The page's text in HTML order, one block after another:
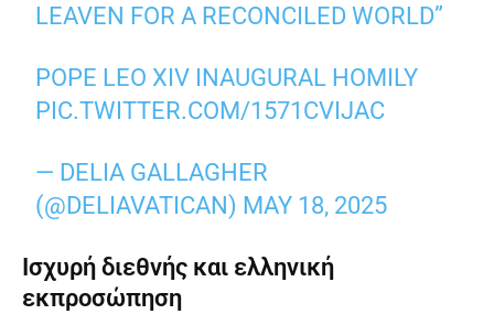
LEAVEN FOR A RECONCILED WORLD”
POPE LEO XIV INAUGURAL HOMILY
PIC.TWITTER.COM/1571CVIJAC
— DELIA GALLAGHER
(@DELIAVATICAN) MAY 18, 2025
Ισχυρή διεθνής και ελληνική
εκπροσώπηση